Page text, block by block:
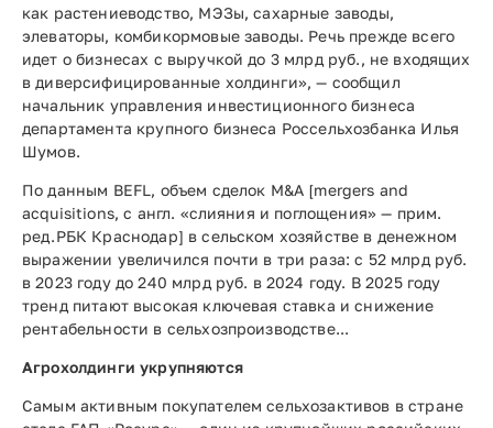
как растениеводство, МЭЗы, сахарные заводы,
элеваторы, комбикормовые заводы. Речь прежде всего
идет о бизнесах с выручкой до 3 млрд руб., не входящих
в диверсифицированные холдинги», — сообщил
начальник управления инвестиционного бизнеса
департамента крупного бизнеса Россельхозбанка Илья
Шумов.
По данным BEFL, объем сделок M&A [mergers and
acquisitions, с англ. «слияния и поглощения» — прим.
ред.РБК Краснодар] в сельском хозяйстве в денежном
выражении увеличился почти в три раза: с 52 млрд руб.
в 2023 году до 240 млрд руб. в 2024 году. В 2025 году
тренд питают высокая ключевая ставка и снижение
рентабельности в сельхозпроизводстве...
Агрохолдинги укрупняются
Самым активным покупателем сельхозактивов в стране